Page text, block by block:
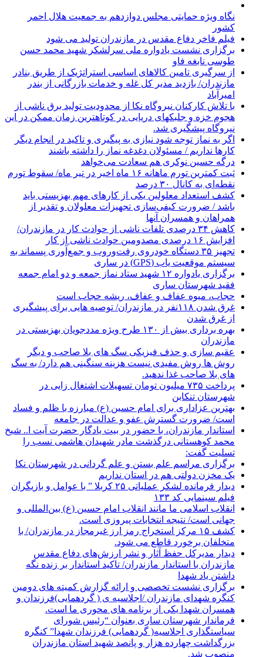
نگاه ویژه حمایتی مجلس دوازدهم به جمعیت هلال احمر
کشور
فیلم فاخر دفاع مقدس در مازندران تولید می شود
برگزاری نشست یادواره ملی سرلشکر شهید محمد حسن
طوسی نابغه فاو
از سرگیری تامین کالاهای اساسی استراتژیک از طریق بنادر
مازندران/ بازدید مدیر کل غله و خدمات بازرگانی از بندر
امیرآباد
با تلاش کارکنان نیروگاه نکا از محدودیت تولید برق ناشی از
هجوم خزه و جلبکهای دریایی در کوتاهترین زمان ممکن در این
نیروگاه پیشگیری شد.
اگر به نماز توجه شود نیازی به پیگیری و تاکید در انجام دیگر
کارها نداریم / مسئولان دغدغه نماز را داشته باشند
درگه حسین نوکری هم سعادت می‌خواهد
ثبت کمترین تورم ماهانه ۱۶ ماه اخیر در تیر ماه/ سقوط تورم
نقطه‌ای به کانال ۳۰ درصد
کشف استعداد معلولین یکی از کارهای مهم بهزیستی باید
باشد / ضرورت کیفی‌سازی تجهیزات معلولان و تقدیر از
همراهان و همسران آنها
کاهش ۳۴ درصدی تلفات ناشی از حوادث كار در مازندران/
افزایش ۱۶ درصدی مصدومین حوادث ناشی از کار
تجهیز ۳۵ دستگاه خودروی رفت‌وروب و جمع‌آوری پسماند به
سیستم موقعیت یاب (GPS) در ساری
برگزاری یادواره ۱۲ شهید ستاد نماز جمعه و دو امام جمعه
فقید شهرستان ساری
حجاب، میوه عفاف و عفاف، ریشه حجاب است
غرق شدن ۱۱۸نفر در مازندران/ توصيه هايی برای پيشگيری
از غرق شدن
بهره برداری بیش از ۱۳۰ طرح ویژه مددجویان بهزیستی در
مازندران
عقیم سازی و حذف فیزیکی سگ های بلا صاحب و دیگر
روش ها روش مفیدی نیست هزینه سنگینی هم دارد/ به سگ
های بلا صاحب غذا ندهید.
پرداخت ۷۳۵ میلیون تومان تسهیلات اشتغال زایی در
شهرستان تنکابن
بهترین عزاداری برای امام حسین (ع) مبارزه با ظلم و فساد
است/ ضرورت گسترش عفو و عدالت در جامعه
استاندار مازندران، با حضور در بیت یادگار حضرت آیت ا.. شیخ
محمد کوهستانی درگذشت مادر شهیدان هاشمی نسب را
تسلیت گفت:
برگزاری مراسم علم بستن و علم گردانی در شهرستان نکا
یک مخزن دولتی هم در استان نداریم
دیدار فرمانده لشکر عملیاتی ۲۵ کربلا ” با عوامل و بازیگران
فیلم سینمایی کد ۱۳۳
انقلاب اسلامی ما مانند انقلاب امام حسین (ع) بین‌المللی و
جهانی است/ نتیجه انتخابات پیروزی است.
کشف ۱۵ مرکز استخراج رمز ارز غیرمجاز در مازندران/ با
متخلفان برخورد قاطع می شود.
دیدار مدیرکل حفظ آثار و نشر ارزش‌های دفاع مقدس
مازندران با استاندار مازندران/ تاکید استاندار بر زنده نگه
داشتن یاد شهدا
برگزاری نشست تخصصی و ارائه گزارش کمیته های دومین
کنگره شهدای مازندران /اجلاسیه ی ( گردهمایی)فرزندان و
همسران شهدا یکی از برنامه های محوری ما است.
فرماندار شهرستان ساری بعنوان “رئیس شورای
سیاستگذاری اجلاسیه( گردهمایی) فرزندان شهدا” کنگره
بزرگداشت چهارده هزار و پانصد شهید استان مازندران
منصوب شد.